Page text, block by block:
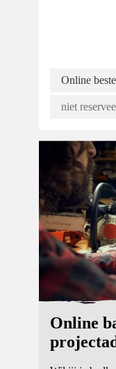
Online
niet
Service
Online